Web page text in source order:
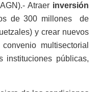
Atraerinversión
de 300 millones de
y crear nuevos
multisectorial
instituciones públicas,